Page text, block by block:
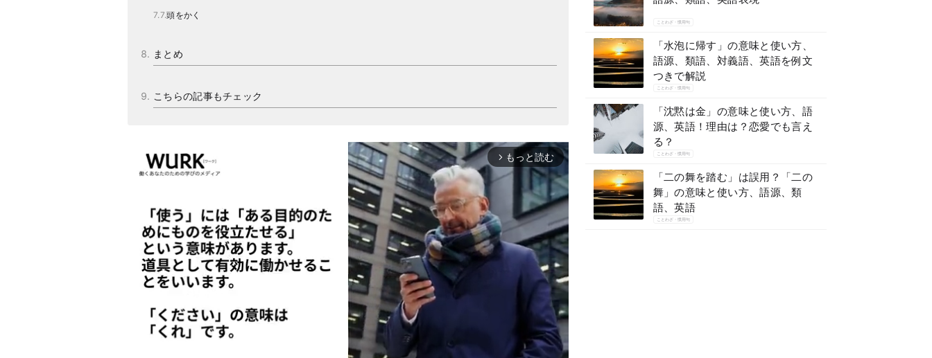
頭をかく
まとめ
こちらの記事もチェック
arrow_forward_ios もっと読む
ことわざ・慣用句
「水泡に帰す」の意味と使い方、
語源、類語、対義語、英語を例文
つきで解説
ことわざ・慣用句
「沈黙は金」の意味と使い方、語
源、英語！理由は？恋愛でも言え
る？
ことわざ・慣用句
「二の舞を踏む」は誤用？「二の
舞」の意味と使い方、語源、類
語、英語
ことわざ・慣用句